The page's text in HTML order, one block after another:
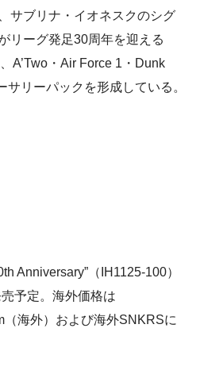
サブリナ・イオネスクのシグ
リーグ発足30周年を迎える
A’Two・Air Force 1・Dunk
リーパックを形成している。
Anniversary”（IH1125-100）
予定。海外価格は
（海外）および海外SNKRSに